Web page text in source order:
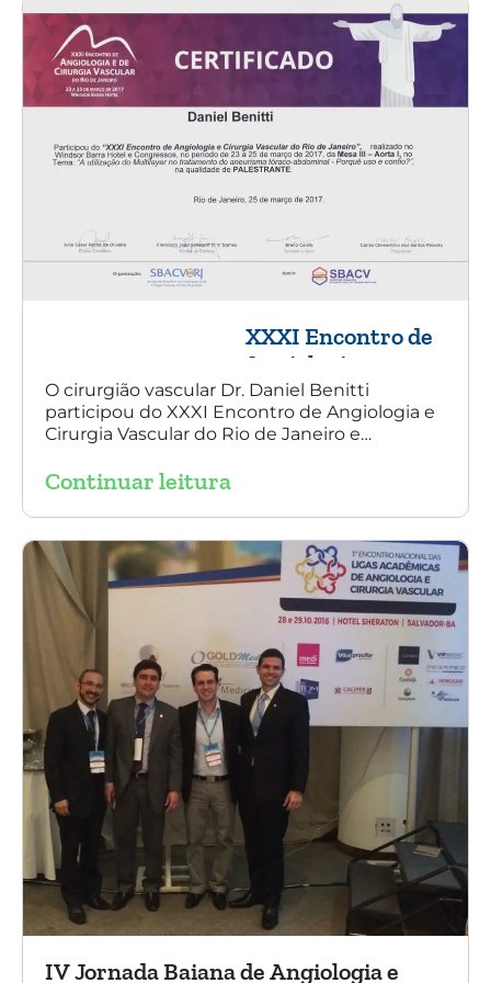
XXXI Encontro de
Angiologia e
Cirurgia Vascular
do Rio de Janeiro
O cirurgião vascular Dr. Daniel Benitti
participou do XXXI Encontro de Angiologia e
Cirurgia Vascular do Rio de Janeiro e
multilayer no tratamento de aneurisma
Continuar leitura
IV Jornada Baiana de Angiologia e